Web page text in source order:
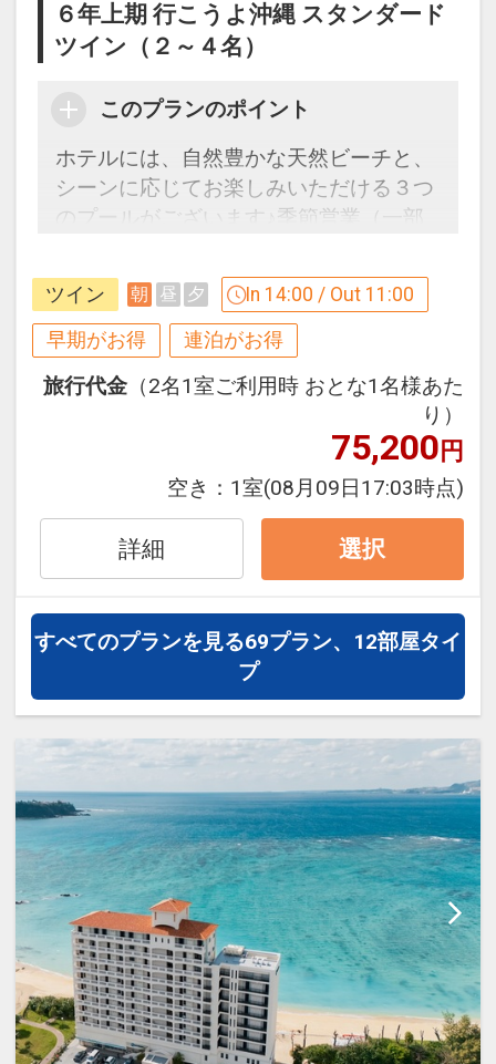
◆オーシャンビュースイートで人気の
【アゼリアスイート】◆
バルコニーやガラス張りのバスルームか
らは大浦湾を望み、
夕方になると赤く染まる夕陽が天蓋付き
ベッドに反射して、お部屋全体を茜色に
包みます。
波音を間近に感じるオーシャンビュール
ームで、ゆっくりと流れる時間をご堪能
ください。
＜ プランのご案内 ＞
○インドアプール「レインフォレスト」
が滞在中ご利用可能（追加代金不要）
※19時からのナイトプールもご利用いた
だけます
◆ ホテルからのおもてなし ◆
・ガーデンプール・ビーチサイドプール
が利用可能（夏季限定）
・カヌチャゴルフコースが宿泊者割引料
金でプレー可能
・一室につきミネラルウォーターを2本
ご用意
◆ 朝食のご案内 ◆
・和食レストラン「神着」・・和御膳
・カジュアルダイニング「パラデ
ィ」・・バイキング
※状況により、営業内容が変更する可能
性がございます。
６年上期 行こうよ沖縄 スタンダード
ツイン（２～４名）
このプランのポイント
ホテルには、自然豊かな天然ビーチと、
シーンに応じてお楽しみいただける３つ
のプールがございます♪季節営業（一部
【９０日前までの申込がお得】早期申込
割引がございます
ると
※早期申込期間を過ぎてからの変更（人
数の内訳・客室タイプ・食事条件・プラ
ン・氏名・人員・泊数の増減等の変更）
があった場合、早期申込割引は適用され
※割引適用後のご旅行代金は、カレンダ
ーからお進みいただいた後表示される
「空室照会結果確認画面」でご確認くだ
【６０日前までの申込がお得】早期申込
割引がございます
ご宿泊の６０日前までにお申し込みにな
ると
1泊につきおひとり様１，０００円引
※早期申込期間を過ぎてからの変更（人
数の内訳・客室タイプ・食事条件・プラ
ン・氏名・人員・泊数の増減等の変更）
があった場合、早期申込割引は適用され
ツイン 朝 昼 夕 In 14:00 / Out 11:00
早期がお得 連泊がお得
旅行代金 （2名1室ご利用時 おとな1名様あた
り）
75,200円
空き： 1室(08月09日17:03時点)
詳細 選択
すべてのプランを見る69プラン、12部屋タイ
プ